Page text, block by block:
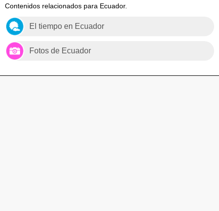
Contenidos relacionados para Ecuador.
El tiempo en Ecuador
Fotos de Ecuador